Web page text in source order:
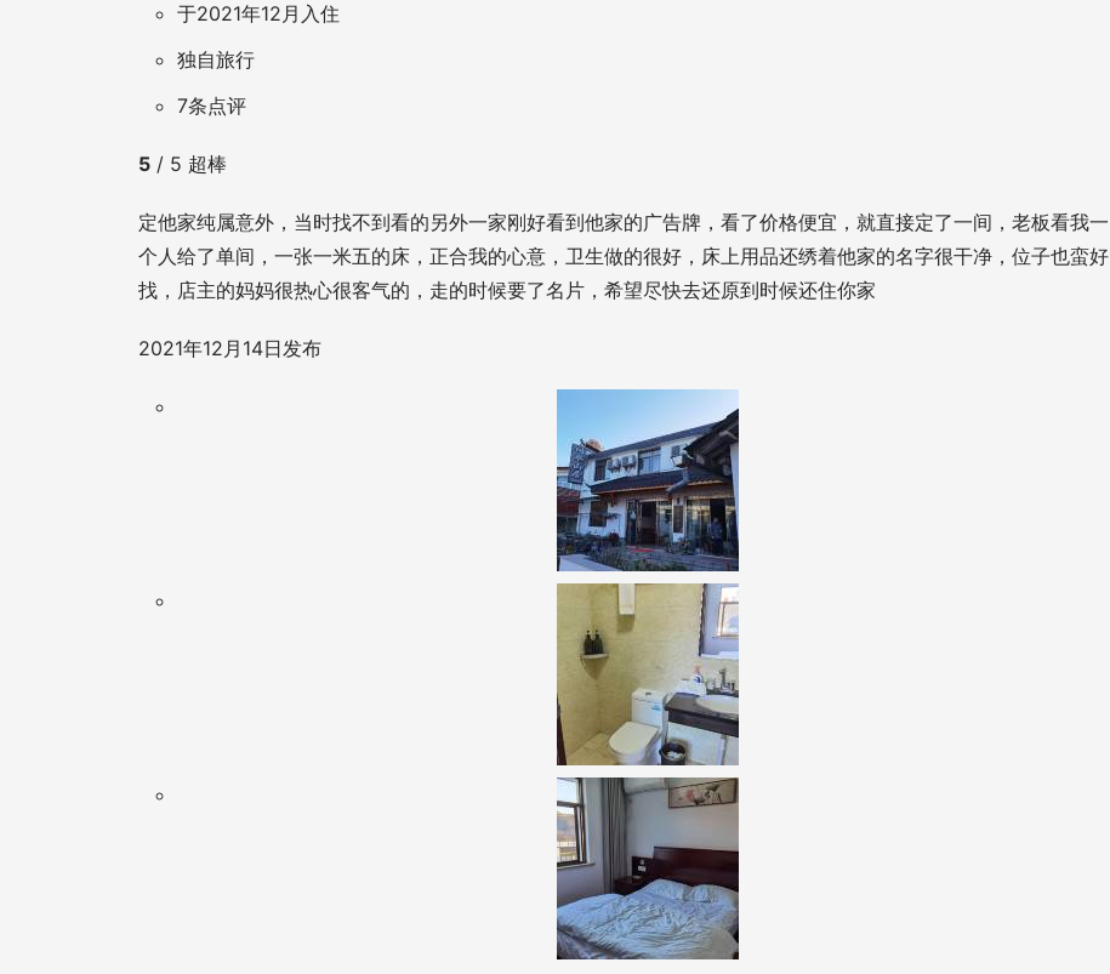
于2021年12月入住
独自旅行
7条点评
5 / 5 超棒
定他家纯属意外，当时找不到看的另外一家刚好看到他家的广告牌，看了价格便宜，就直接定了一间，老板看我一
个人给了单间，一张一米五的床，正合我的心意，卫生做的很好，床上用品还绣着他家的名字很干净，位子也蛮好
找，店主的妈妈很热心很客气的，走的时候要了名片，希望尽快去还原到时候还住你家
2021年12月14日发布